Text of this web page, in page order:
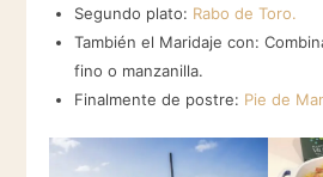
Segundo plato: Rabo de Toro.
También el Maridaje con:
fino o manzanilla.
Finalmente de postre: Pie de